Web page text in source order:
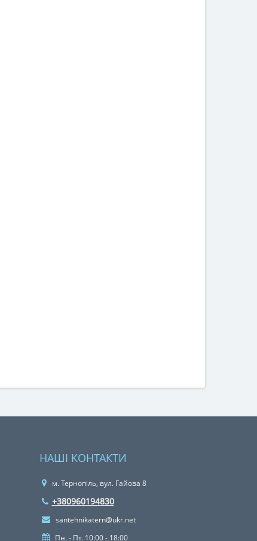
НАШІ КОНТАКТИ
м. Тернопіль, вул. Гайова 8
+380960194830
santehnikatern@ukr.net
Пн. - Пт. 10:00 - 18:00